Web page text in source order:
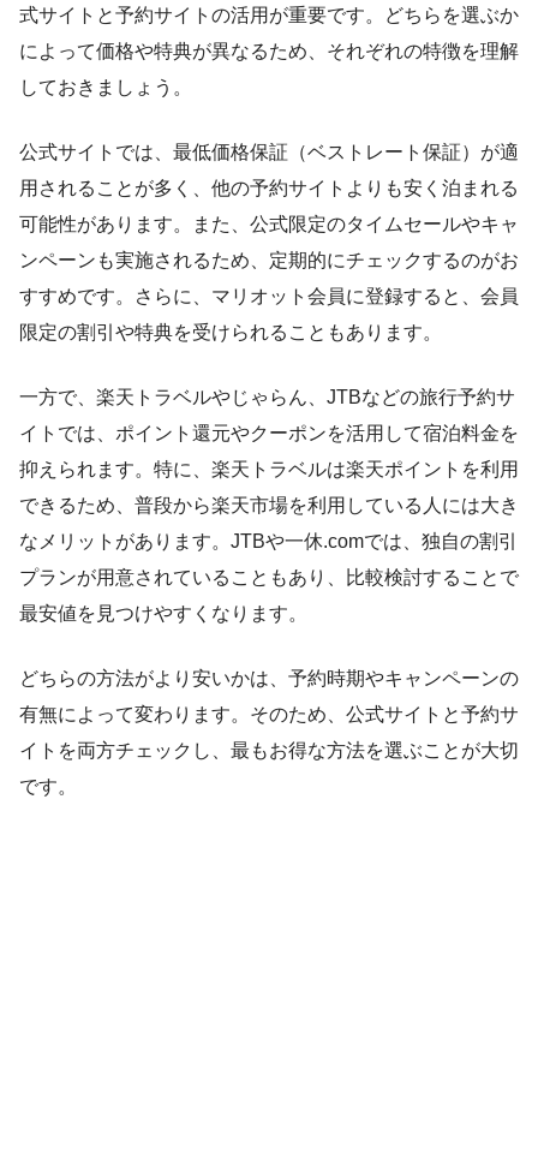
式サイトと予約サイトの活用が重要です。どちらを選ぶか
によって価格や特典が異なるため、それぞれの特徴を理解
しておきましょう。
公式サイトでは、最低価格保証（ベストレート保証）が適
用されることが多く、他の予約サイトよりも安く泊まれる
可能性があります。また、公式限定のタイムセールやキャ
ンペーンも実施されるため、定期的にチェックするのがお
すすめです。さらに、マリオット会員に登録すると、会員
限定の割引や特典を受けられることもあります。
一方で、楽天トラベルやじゃらん、JTBなどの旅行予約サ
イトでは、ポイント還元やクーポンを活用して宿泊料金を
抑えられます。特に、楽天トラベルは楽天ポイントを利用
できるため、普段から楽天市場を利用している人には大き
なメリットがあります。JTBや一休.comでは、独自の割引
プランが用意されていることもあり、比較検討することで
最安値を見つけやすくなります。
どちらの方法がより安いかは、予約時期やキャンペーンの
有無によって変わります。そのため、公式サイトと予約サ
イトを両方チェックし、最もお得な方法を選ぶことが大切
です。